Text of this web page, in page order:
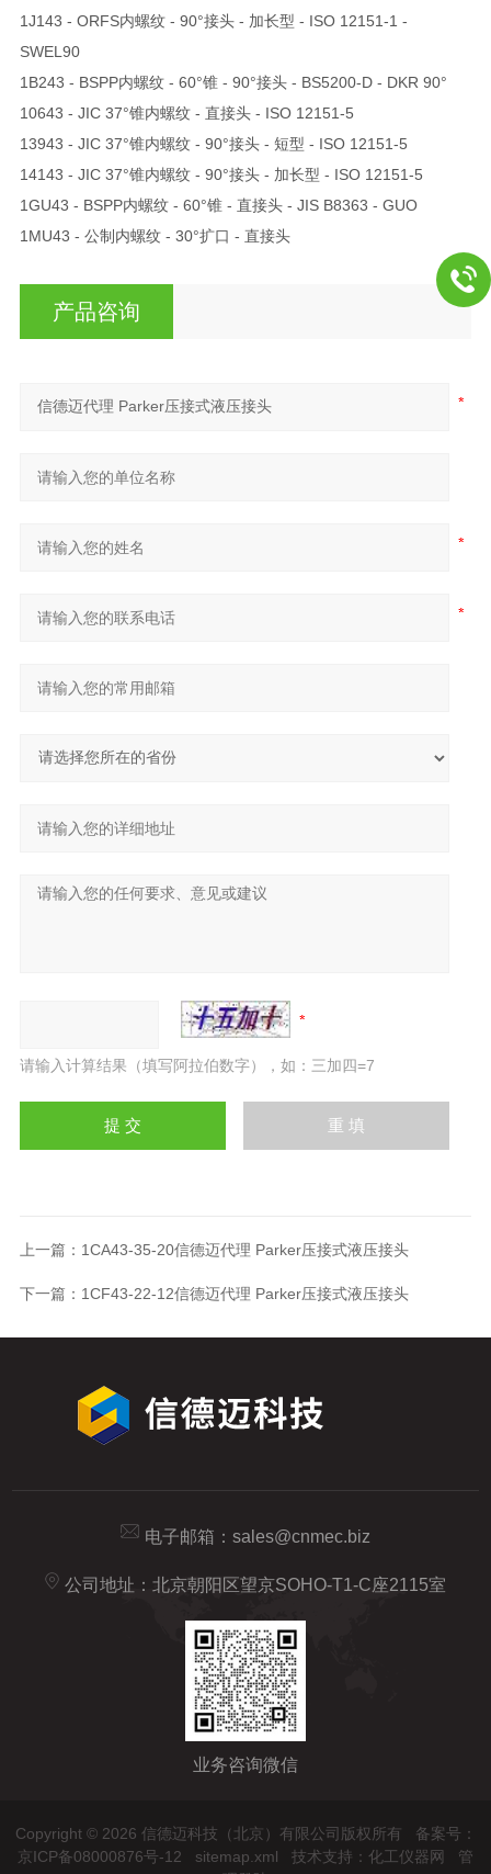
1J143 - ORFS内螺纹 - 90°接头 - 加长型 - ISO 12151-1 -
SWEL90
1B243 - BSPP内螺纹 - 60°锥 - 90°接头 - BS5200-D - DKR 90°
10643 - JIC 37°锥内螺纹 - 直接头 - ISO 12151-5
13943 - JIC 37°锥内螺纹 - 90°接头 - 短型 - ISO 12151-5
14143 - JIC 37°锥内螺纹 - 90°接头 - 加长型 - ISO 12151-5
1GU43 - BSPP内螺纹 - 60°锥 - 直接头 - JIS B8363 - GUO
1MU43 - 公制内螺纹 - 30°扩口 - 直接头
产品咨询
请输入计算结果（填写阿拉伯数字），如：三加四=7
上一篇： 1CA43-35-20信德迈代理 Parker压接式液压接头
下一篇： 1CF43-22-12信德迈代理 Parker压接式液压接头
电子邮箱： sales@cnmec.biz
公司地址：北京朝阳区望京SOHO-T1-C座2115室
业务咨询微信
Copyright © 2026 信德迈科技（北京）有限公司版权所有 备案号：
京ICP备08000876号-12
sitemap.xml 技术支持： 化工仪器网
管